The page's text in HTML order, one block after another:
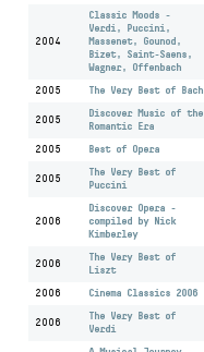
2004
Classic Moods -
Verdi, Puccini,
Massenet, Gounod,
Bizet, Saint-Saens,
Wagner, Offenbach
2005 The Very Best of Bach
2005
Discover Music of the
Romantic Era
2005 Best of Opera
2005
The Very Best of
Puccini
2006
Discover Opera -
compiled by Nick
Kimberley
2006
The Very Best of
Liszt
2006 Cinema Classics 2006
2006
The Very Best of
Verdi